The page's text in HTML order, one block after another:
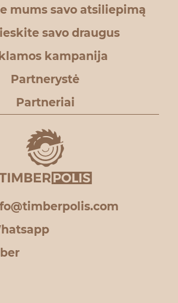
mums savo atsiliepimą
savo draugus
kampanija
Partnerystė
Partneriai